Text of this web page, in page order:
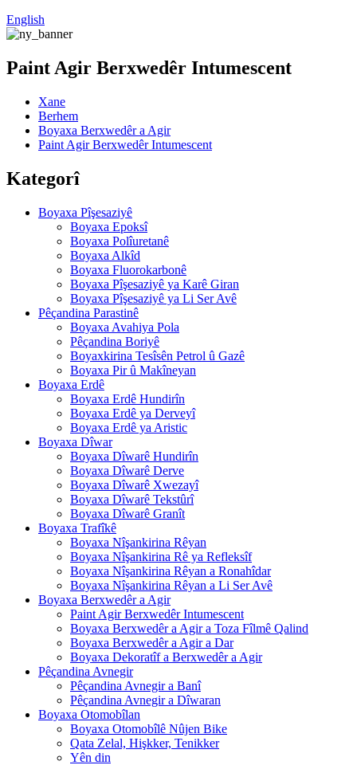
English
Paint Agir Berxwedêr Intumescent
Xane
Berhem
Boyaxa Berxwedêr a Agir
Paint Agir Berxwedêr Intumescent
Kategorî
Boyaxa Pîşesaziyê
Boyaxa Epoksî
Boyaxa Polîuretanê
Boyaxa Alkîd
Boyaxa Fluorokarbonê
Boyaxa Pîşesaziyê ya Karê Giran
Boyaxa Pîşesaziyê ya Li Ser Avê
Pêçandina Parastinê
Boyaxa Avahiya Pola
Pêçandina Boriyê
Boyaxkirina Tesîsên Petrol û Gazê
Boyaxa Pir û Makîneyan
Boyaxa Erdê
Boyaxa Erdê Hundirîn
Boyaxa Erdê ya Derveyî
Boyaxa Erdê ya Aristic
Boyaxa Dîwar
Boyaxa Dîwarê Hundirîn
Boyaxa Dîwarê Derve
Boyaxa Dîwarê Xwezayî
Boyaxa Dîwarê Tekstûrî
Boyaxa Dîwarê Granît
Boyaxa Trafîkê
Boyaxa Nîşankirina Rêyan
Boyaxa Nîşankirina Rê ya Refleksîf
Boyaxa Nîşankirina Rêyan a Ronahîdar
Boyaxa Nîşankirina Rêyan a Li Ser Avê
Boyaxa Berxwedêr a Agir
Paint Agir Berxwedêr Intumescent
Boyaxa Berxwedêr a Agir a Toza Fîlmê Qalind
Boyaxa Berxwedêr a Agir a Dar
Boyaxa Dekoratîf a Berxwedêr a Agir
Pêçandina Avnegir
Pêçandina Avnegir a Banî
Pêçandina Avnegir a Dîwaran
Boyaxa Otomobîlan
Boyaxa Otomobîlê Nûjen Bike
Qata Zelal, Hişkker, Tenikker
Yên din